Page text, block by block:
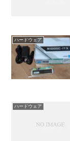
ハードウェア
ハードウェア